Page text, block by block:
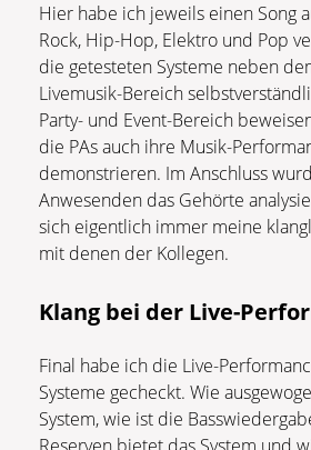
Hier habe ich jeweils einen Song
Rock, Hip-Hop, Elektro und Pop
die getesteten Systeme neben
Livemusik-Bereich
Party- und Event-Bereich
die PAs auch ihre Musik-
demonstrieren. Im Anschluss
Anwesenden das Gehörte
sich eigentlich immer meine
mit denen der Kollegen.
Klang bei der Live-
Final habe ich die Live-
Systeme gecheckt. Wie
System, wie ist die